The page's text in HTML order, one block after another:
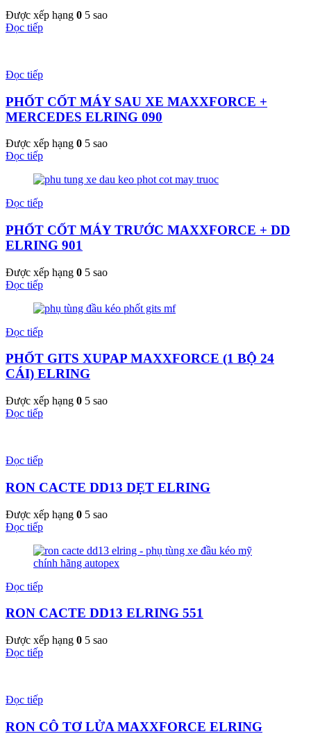
Được xếp hạng 0 5 sao
Đọc tiếp
Đọc tiếp
PHỐT CỐT MÁY SAU XE MAXXFORCE +
MERCEDES ELRING 090
Được xếp hạng 0 5 sao
Đọc tiếp
Đọc tiếp
PHỐT CỐT MÁY TRƯỚC MAXXFORCE + DD
ELRING 901
Được xếp hạng 0 5 sao
Đọc tiếp
Đọc tiếp
PHỐT GITS XUPAP MAXXFORCE (1 BỘ 24
CÁI) ELRING
Được xếp hạng 0 5 sao
Đọc tiếp
Đọc tiếp
RON CACTE DD13 DẸT ELRING
Được xếp hạng 0 5 sao
Đọc tiếp
Đọc tiếp
RON CACTE DD13 ELRING 551
Được xếp hạng 0 5 sao
Đọc tiếp
Đọc tiếp
RON CÔ TƠ LỬA MAXXFORCE ELRING